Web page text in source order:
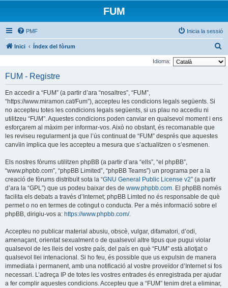
FUM
PMF Inicia la sessió
Inici Índex del fòrum
e
Idioma:
FUM - Registre
En accedir a “FUM” (a partir d’ara “nosaltres”, “FUM”,
“https://www.miramon.cat/Fum”), accepteu les condicions legals següents. Si
no accepteu totes les condicions legals següents, si us plau no accediu ni
utilitzeu “FUM”. Aquestes condicions poden canviar en qualsevol moment i ens
esforçarem al màxim per informar-vos. Això no obstant, és recomanable que
les reviseu regularment ja que l’ús continuat de “FUM” després que aquestes
canvïin implica que les accepteu a mesura que s’actualitzen o s’esmenen.
Els nostres fòrums utilitzen phpBB (a partir d’ara “ells”, “el phpBB”,
“www.phpbb.com”, “phpBB Limited”, “phpBB Teams”) un programa per a la
creació de fòrums distribuït sota la “GNU General Public License v2” (a partir
d’ara la “GPL”) que us podeu baixar des de www.phpbb.com. El phpBB només
facilita els debats a través d’Internet; phpBB Limted no és responsable de què
permet o no en termes de cotingut o conducta. Per a més informació sobre el
phpBB, dirigiu-vos a: https://www.phpbb.com/.
Accepteu no publicar material abusiu, obscè, vulgar, difamatori, d’odi,
amenaçant, orientat sexualment o de qualsevol altre tipus que pugui violar
qualsevol de les lleis del vostre país, del país en què “FUM” està allotjat o
qualsevol llei intenacional. Si ho feu, és possible que us expulsin de manera
immediata i permanent, amb una notificació al vostre proveïdor d’Internet si fos
necessari. L’adreça IP de totes les vostres entrades és enregistrada per ajudar
a fer complir aquestes condicions. Accepteu que a “FUM” tenim dret a eliminar,